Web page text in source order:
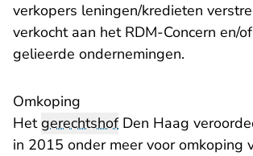
verkopers leningen/kredieten
verkocht aan het RDM-Concern en/
gelieerde ondernemingen.
Omkoping
HetgerechtshofDen Haag
in 2015 onder meer voor omkoping